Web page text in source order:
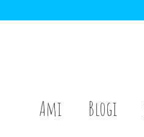
Ami Blogi